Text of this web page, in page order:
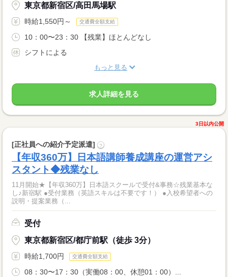
東京都新宿区/高田馬場駅
時給1,550円～ 交通費全額支給
10：00〜23：30 【残業】ほとんどなし
シフトによる
もっと見る
求人詳細を見る
3日以内公開
[正社員への紹介予定派遣] ?
【年収360万】日本語講師養成講座の運営アシ
スタント◆残業なし
11月開始★【年収360万】日本語スクールで受付&事務☆残業基本な
し♪新宿駅 ●受付業務（英語スキルは不要です！） ●入校希望者への
説明・提案業務（...
受付
東京都新宿区/都庁前駅（徒歩 3分）
時給1,700円 交通費全額支給
08：30〜17：30（実働08：00、休憩01：00）...